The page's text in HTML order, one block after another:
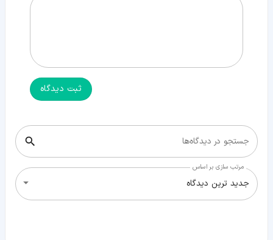
ثبت دیدگاه
جستجو در دیدگاه‌ها
مرتب سازی بر اساس
جدید ترین دیدگاه